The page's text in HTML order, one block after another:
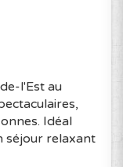
l'Est au
Idéal
séjour relaxant